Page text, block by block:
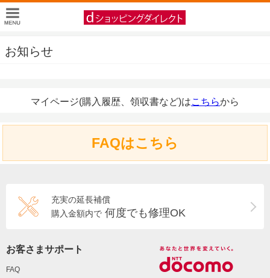
お知らせ
マイページ(購入履歴、領収書など)はこちらから
FAQはこちら
充実の延長補償
購入金額内で 何度でも修理OK
お客さまサポート
FAQ